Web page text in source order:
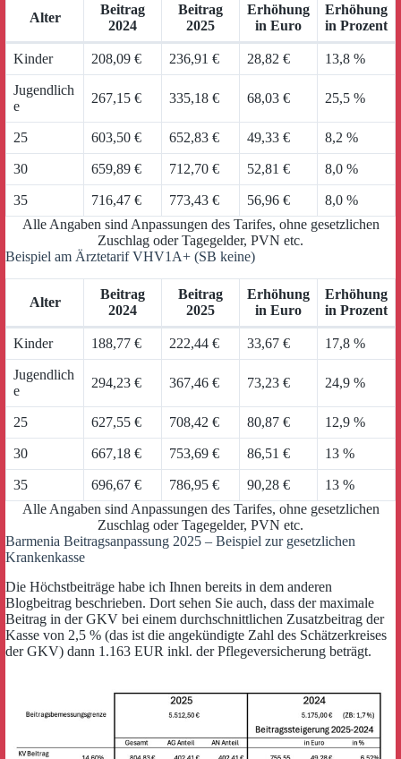
Alter
Beitrag
2024
Beitrag
2025
Erhöhung
in Euro
Erhöhung
in Prozent
Kinder 208,09 € 236,91 € 28,82 € 13,8 %
Jugendlich
e
267,15 € 335,18 € 68,03 € 25,5 %
25 603,50 € 652,83 € 49,33 € 8,2 %
30 659,89 € 712,70 € 52,81 € 8,0 %
35 716,47 € 773,43 € 56,96 €
8,0 %
Alle Angaben sind Anpassungen des Tarifes, ohne gesetzlichen
Zuschlag oder Tagegelder, PVN etc.
Beispiel am Ärztetarif VHV1A+ (SB keine)
Alter
Beitrag
2024
Beitrag
2025
Erhöhung
in Euro
Erhöhung
in Prozent
Kinder 188,77 € 222,44 € 33,67 € 17,8 %
Jugendlich
e
294,23 € 367,46 € 73,23 € 24,9 %
25 627,55 € 708,42 € 80,87 € 12,9 %
30 667,18 € 753,69 € 86,51 € 13 %
35 696,67 € 786,95 € 90,28 €
13 %
Alle Angaben sind Anpassungen des Tarifes, ohne gesetzlichen
Zuschlag oder Tagegelder, PVN etc.
Barmenia Beitragsanpassung 2025 – Beispiel zur gesetzlichen
Krankenkasse
Die Höchstbeiträge habe ich Ihnen bereits in dem anderen
Blogbeitrag beschrieben. Dort sehen Sie auch, dass der maximale
Beitrag in der GKV bei einem durchschnittlichen Zusatzbeitrag der
Kasse von 2,5 % (das ist die angekündigte Zahl des Schätzerkreises
der GKV) dann 1.163 EUR inkl. der Pflegeversicherung beträgt.